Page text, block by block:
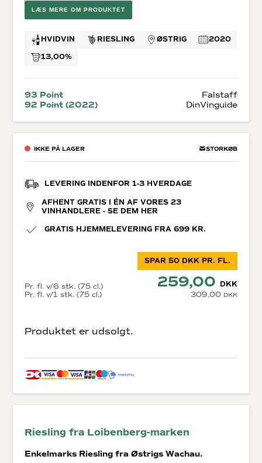
LÆS MERE OM PRODUKTET
HVIDVIN RIESLING ØSTRIG
2020
13,00%
93 Point
Falstaff
92 Point (2022)
DinVinguide
IKKE PÅ LAGER STORKØB
LEVERING INDENFOR 1-3 HVERDAGE
AFHENT GRATIS I ÉN AF VORES 23
VINHANDLERE - SE DEM HER
GRATIS HJEMMELEVERING FRA 699 KR.
Pr. fl. v/1 stk. (75 cl.) 309,00 DKK
Pr. fl. v/6 stk. (75 cl.) 259,00 DKK
SPAR 50 DKK PR. FL.
Produktet er udsolgt.
Riesling fra Loibenberg-marken
Enkelmarks Riesling fra Østrigs Wachau.